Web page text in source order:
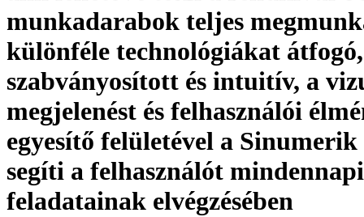
munkadarabok teljes
különféle technológiákat átfogó,
szabványosított és intuitív, a
megjelenést és felhasználói
egyesítő felületével a
segíti a felhasználót mindennapi
feladatainak elvégzésében